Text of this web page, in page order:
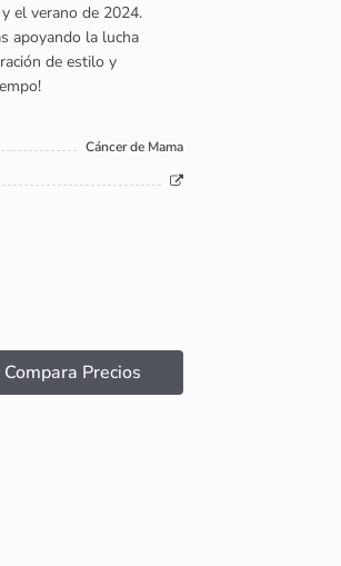
el verano de 2024.
apoyando la lucha
de estilo y
Cáncer de Mama
Compara Precios